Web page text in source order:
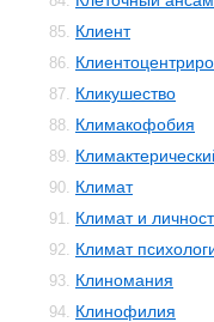
85. Клиент
86.
87. Кликушество
88. Климакофобия
89.
90. Климат
91. Климат и
92. Климат
93. Клиномания
94. Клинофилия